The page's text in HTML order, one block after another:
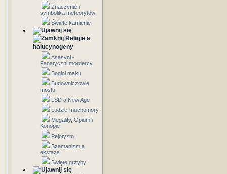
Znaczenie i
symbolika meteorytów
Święte kamienie
Religie a
halucynogeny
Asasyni -
Fanatyczni mordercy
Bogini maku
Budowniczowie
mostu
LSD a New Age
Ludzie-muchomory
Megality, Opium i
Konopie
Pejotyzm
Szamanizm a
ekstaza
Święte grzyby